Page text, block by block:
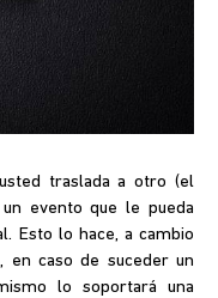
traslada a otro (el
evento que le pueda
Esto lo hace, a cambio
en caso de suceder un
lo soportará una